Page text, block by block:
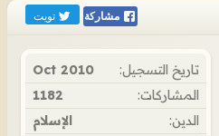
مشاركة تويت
تاريخ التسجيل:
Oct 2010
المشاركات:
1182
الدين:
الإسلام